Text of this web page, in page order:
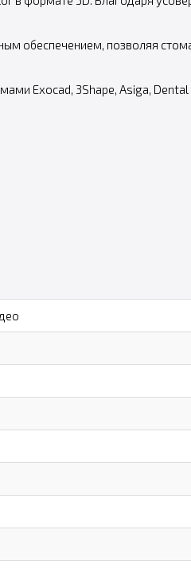
обеспечением, позволяя
Exocad, 3Shape, Asiga,